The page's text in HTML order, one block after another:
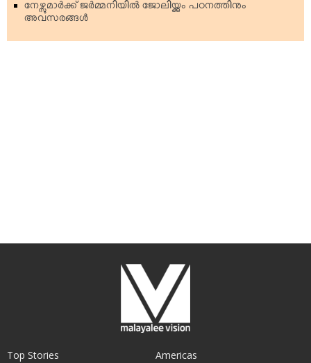
നേഴ്സുമാര്‍ക്ക് ജര്‍മ്മനിയില്‍ ജോലിയ്ക്കും പഠനത്തിനും
അവസരങ്ങള്‍
Top Stories
Americas